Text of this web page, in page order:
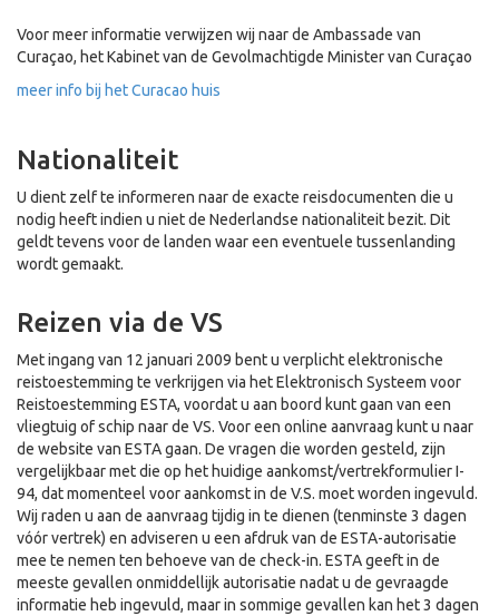
Voor meer informatie verwijzen wij naar de Ambassade van
Curaçao, het Kabinet van de Gevolmachtigde Minister van Curaçao
meer info bij het Curacao huis
Nationaliteit
U dient zelf te informeren naar de exacte reisdocumenten die u
nodig heeft indien u niet de Nederlandse nationaliteit bezit. Dit
geldt tevens voor de landen waar een eventuele tussenlanding
wordt gemaakt.
Reizen via de VS
Met ingang van 12 januari 2009 bent u verplicht elektronische
reistoestemming te verkrijgen via het Elektronisch Systeem voor
Reistoestemming ESTA, voordat u aan boord kunt gaan van een
vliegtuig of schip naar de VS. Voor een online aanvraag kunt u naar
de website van ESTA gaan. De vragen die worden gesteld, zijn
vergelijkbaar met die op het huidige aankomst/vertrekformulier I-
94, dat momenteel voor aankomst in de V.S. moet worden ingevuld.
Wij raden u aan de aanvraag tijdig in te dienen (tenminste 3 dagen
vóór vertrek) en adviseren u een afdruk van de ESTA-autorisatie
mee te nemen ten behoeve van de check-in. ESTA geeft in de
meeste gevallen onmiddellijk autorisatie nadat u de gevraagde
informatie heb ingevuld, maar in sommige gevallen kan het 3 dagen